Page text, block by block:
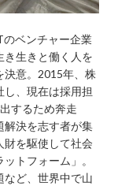
ベンチャー企業
き生きと働く人を
決意。2015年、株
、現在は採用担
するため奔走
解決を志す者が集
財を駆使して社会
トフォーム」。
など、世界中で山